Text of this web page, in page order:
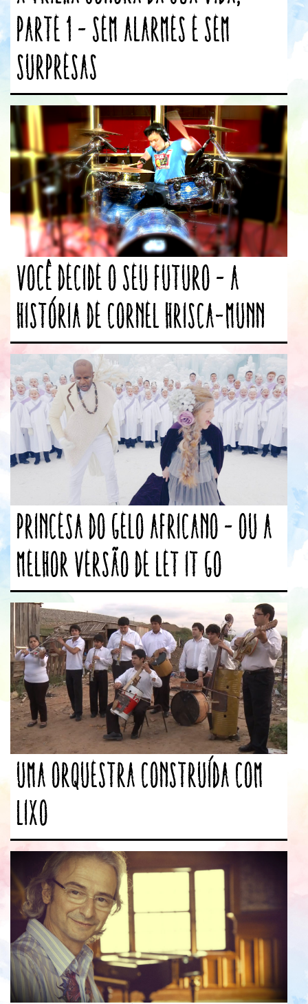
parte 1 – Sem alarmes e sem
surpresas
Você decide o seu futuro – A
história de Cornel Hrisca-Munn
Princesa do gelo africano – Ou a
melhor versão de Let It Go
Uma orquestra construída com
lixo